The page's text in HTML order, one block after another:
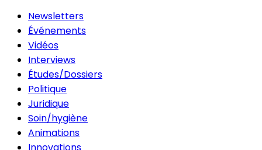
Newsletters
Événements
Vidéos
Interviews
Études/Dossiers
Politique
Juridique
Soin/hygiène
Animations